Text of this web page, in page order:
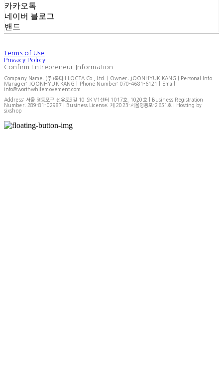
카카오톡
네이버 블로그
밴드
Terms of Use
Privacy Policy
Confirm Entrepreneur Information
Company Name: (주)록타 I LOCTA Co., Ltd. | Owner: JOONHYUK KANG | Personal Info
Manager: JOONHYUK KANG | Phone Number: 070-4681-6121 | Email:
info@worthwhilemovement.com
Address: 서울 영등포구 선유로9길 10 SK V1센터 1017호, 1020호 | Business Registration
Number: 289-81-02987 | Business License:제 2023-서울영등포-2651호 | Hosting by
sixshop